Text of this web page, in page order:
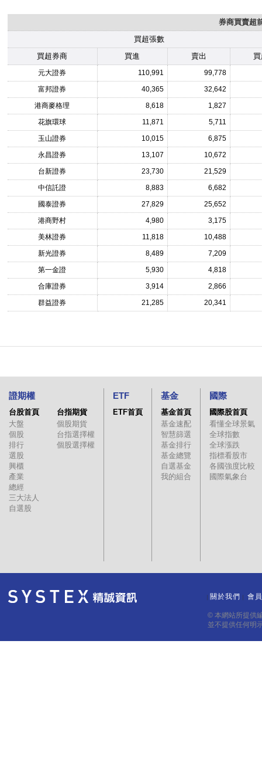
券商買賣超
買超張數
買超券商
買進 賣出
元大證券 110,991
99,778
富邦證券
40,365
32,642
港商麥格理
8,618
1,827
花旗環球
11,871
5,711
玉山證券
10,015
6,875
永昌證券
13,107
10,672
台新證券
23,730
21,529
中信託證
8,883
6,682
國泰證券
27,829
25,652
港商野村
4,980
3,175
美林證券
11,818
10,488
新光證券
8,489
7,209
第一金證
5,930
4,818
合庫證券
3,914
2,866
群益證券
21,285 20,341
證期權
台股首頁
大盤
個股
排行
選股
興櫃
產業
總經
三大法人
自選股
台指期貨
個股期貨
台指選擇權
個股選擇權
ETF
ETF首頁
基金
基金首頁
基金速配
智慧篩選
基金排行
基金總覽
自選基金
我的組合
國際
國際股首頁
看懂全球景氣
全球指數
全球漲跌
指標看股市
各國強度比較
國際氣象台
關於我們 會
© 本網站所提供
並不提供任何明